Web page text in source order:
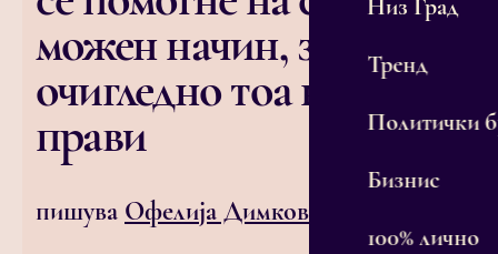
Низ Град
Тренд
Политички
Бизнис
100% лично
можен начин, зашто
очигледно тоа не се
прави
пишува Офелија Димковска